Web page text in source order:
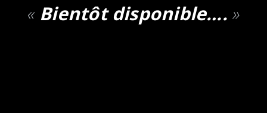
« Bientôt disponible…. »